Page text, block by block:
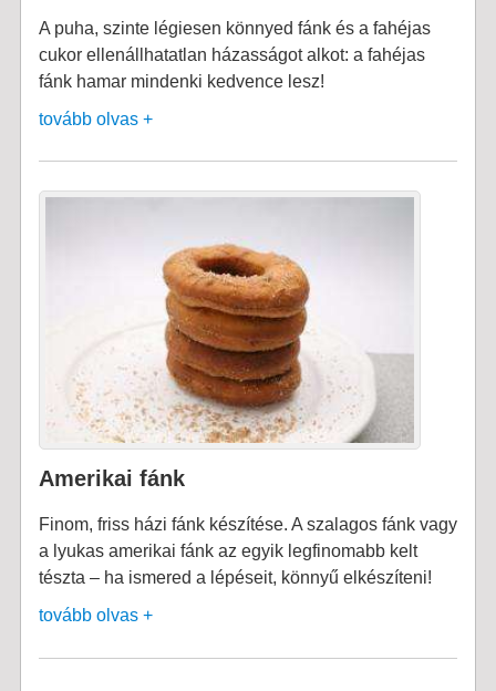
A puha, szinte légiesen könnyed fánk és a fahéjas
cukor ellenállhatatlan házasságot alkot: a fahéjas
fánk hamar mindenki kedvence lesz!
tovább olvas +
Amerikai fánk
Finom, friss házi fánk készítése. A szalagos fánk vagy
a lyukas amerikai fánk az egyik legfinomabb kelt
tészta – ha ismered a lépéseit, könnyű elkészíteni!
tovább olvas +